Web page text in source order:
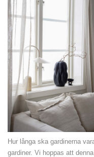
Register
Hur långa ska gardinerna
gardiner. Vi hoppas att